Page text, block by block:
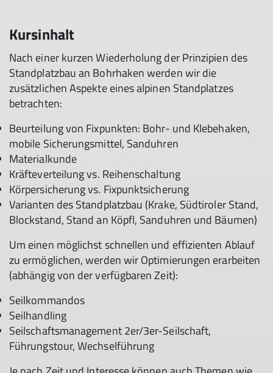
Kursinhalt
Nach einer kurzen Wiederholung der Prinzipien des
Standplatzbau an Bohrhaken werden wir die
zusätzlichen Aspekte eines alpinen Standplatzes
betrachten:
Beurteilung von Fixpunkten: Bohr- und Klebehaken,
mobile Sicherungsmittel, Sanduhren
Materialkunde
Kräfteverteilung vs. Reihenschaltung
Körpersicherung vs. Fixpunktsicherung
Varianten des Standplatzbau (Krake, Südtiroler Stand,
Blockstand, Stand an Köpfl, Sanduhren und Bäumen)
Um einen möglichst schnellen und effizienten Ablauf
zu ermöglichen, werden wir Optimierungen erarbeiten
(abhängig von der verfügbaren Zeit):
Seilkommandos
Seilhandling
Seilschaftsmanagement 2er/3er-Seilschaft,
Führungstour, Wechselführung
© DAV/Steffen Reich